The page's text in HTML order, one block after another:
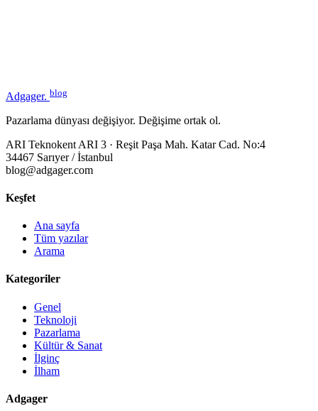
Adgager. blog
Pazarlama dünyası değişiyor. Değişime ortak ol.
ARI Teknokent ARI 3 · Reşit Paşa Mah. Katar Cad. No:4
34467 Sarıyer / İstanbul
blog@adgager.com
Keşfet
Ana sayfa
Tüm yazılar
Arama
Kategoriler
Genel
Teknoloji
Pazarlama
Kültür & Sanat
İlginç
İlham
Adgager